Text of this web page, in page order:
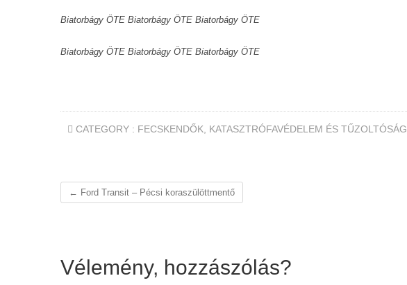
Biatorbágy ÖTE Biatorbágy ÖTE Biatorbágy ÖTE
Biatorbágy ÖTE Biatorbágy ÖTE Biatorbágy ÖTE
CATEGORY : FECSKENDŐK KATASZTRÓFAVÉDELEM ÉS TŰZOLTÓSÁG
← Ford Transit – Pécsi koraszülöttmentő
Vélemény, hozzászólás?